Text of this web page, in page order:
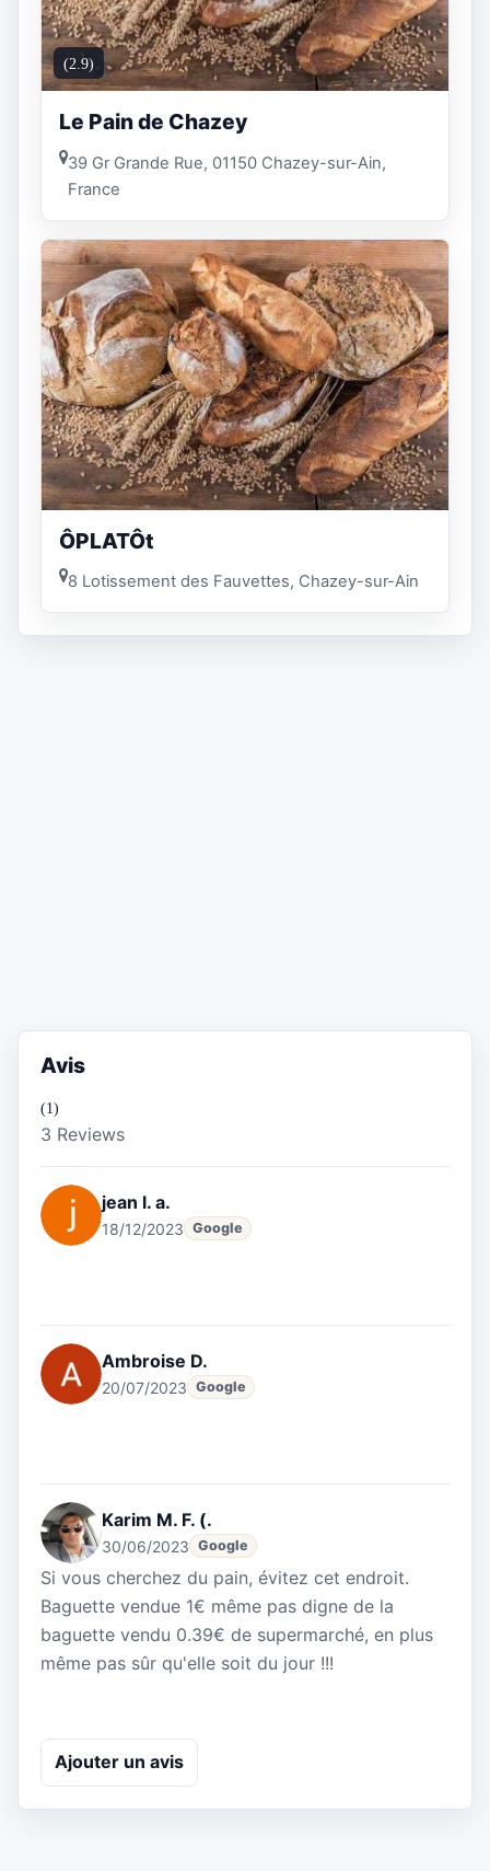
(2.9)
Le Pain de Chazey
39 Gr Grande Rue, 01150 Chazey-sur-Ain,
France
ÔPLATÔt
8 Lotissement des Fauvettes, Chazey-sur-Ain
Avis
(1)
3 Reviews
jean l. a.
18/12/2023 Google
Ambroise D.
20/07/2023 Google
Karim M. F. (.
30/06/2023 Google
Si vous cherchez du pain, évitez cet endroit.
Baguette vendue 1€ même pas digne de la
baguette vendu 0.39€ de supermarché, en plus
même pas sûr qu'elle soit du jour !!!
Ajouter un avis